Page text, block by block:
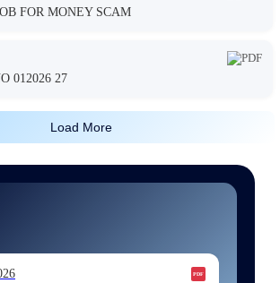
FOR MONEY SCAM
012026 27
Load More